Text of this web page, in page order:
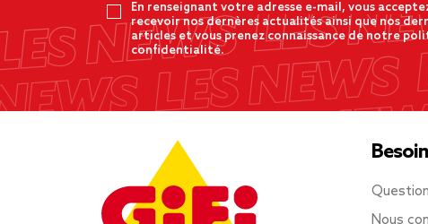
En renseignant votre adresse e-mail, vous
recevoir nos dernères actualités ainsi que nos
articles et vous prenez connaissance de notre
confidentialité.
Nous